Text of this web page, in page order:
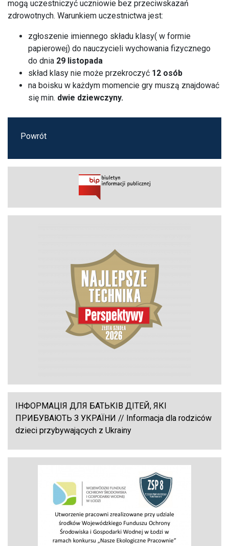
mogą uczestniczyć uczniowie bez przeciwskazań
zdrowotnych. Warunkiem uczestnictwa jest:
zgłoszenie imiennego składu klasy( w formie
papierowej) do nauczycieli wychowania fizycznego
do dnia 29 listopada
skład klasy nie może przekroczyć 12 osób
na boisku w każdym momencie gry muszą znajdować
się min. dwie dziewczyny.
Powrót
ІНФОРМАЦІЯ ДЛЯ БАТЬКІВ ДІТЕЙ, ЯКІ
ПРИБУВАЮТЬ З УКРАЇНИ // Informacja dla rodziców
dzieci przybywających z Ukrainy